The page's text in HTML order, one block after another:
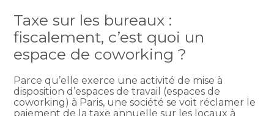
Taxe sur les bureaux :
fiscalement, c’est quoi un
espace de coworking ?
Parce qu’elle exerce une activité de mise à
disposition d’espaces de travail (espaces de
coworking) à Paris, une société se voit réclamer le
paiement de la taxe annuelle sur les locaux à